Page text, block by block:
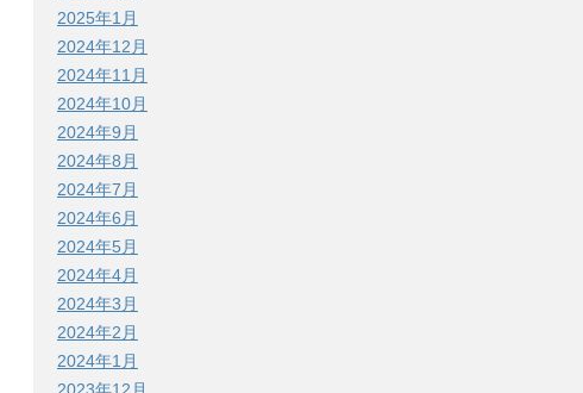
2025年1月
2024年12月
2024年11月
2024年10月
2024年9月
2024年8月
2024年7月
2024年6月
2024年5月
2024年4月
2024年3月
2024年2月
2024年1月